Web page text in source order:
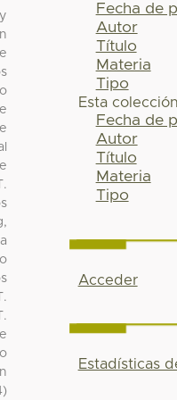
Fecha de
Autor
Título
Materia
Tipo
Esta colección
Fecha de
Autor
Título
Materia
Tipo
Acceder
Estadísticas